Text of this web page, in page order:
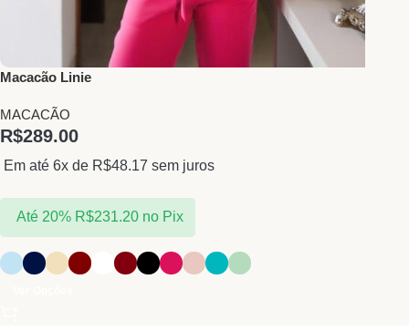
Macacão Linie
MACACÃO
R$289.00
Em até 6x de R$48.17 sem juros
Até 20% R$231.20 no Pix